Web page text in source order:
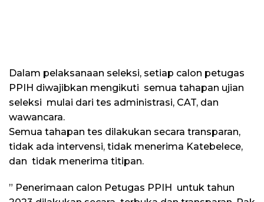
Dalam pelaksanaan seleksi, setiap calon petugas
PPIH diwajibkan mengikuti semua tahapan ujian
seleksi mulai dari tes administrasi, CAT, dan
wawancara.
Semua tahapan tes dilakukan secara transparan,
tidak ada intervensi, tidak menerima Katebelece,
dan tidak menerima titipan.
” Penerimaan calon Petugas PPIH untuk tahun